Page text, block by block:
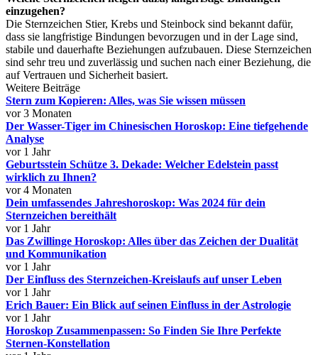
einzugehen?
Die Sternzeichen Stier, Krebs und Steinbock sind bekannt dafür,
dass sie langfristige Bindungen bevorzugen und in der Lage sind,
stabile und dauerhafte Beziehungen aufzubauen. Diese Sternzeichen
sind sehr treu und zuverlässig und suchen nach einer Beziehung, die
auf Vertrauen und Sicherheit basiert.
Weitere Beiträge
Stern zum Kopieren: Alles, was Sie wissen müssen
vor 3 Monaten
Der Wasser-Tiger im Chinesischen Horoskop: Eine tiefgehende
Analyse
vor 1 Jahr
Geburtsstein Schütze 3. Dekade: Welcher Edelstein passt
wirklich zu Ihnen?
vor 4 Monaten
Dein umfassendes Jahreshoroskop: Was 2024 für dein
Sternzeichen bereithält
vor 1 Jahr
Das Zwillinge Horoskop: Alles über das Zeichen der Dualität
und Kommunikation
vor 1 Jahr
Der Einfluss des Sternzeichen-Kreislaufs auf unser Leben
vor 1 Jahr
Erich Bauer: Ein Blick auf seinen Einfluss in der Astrologie
vor 1 Jahr
Horoskop Zusammenpassen: So Finden Sie Ihre Perfekte
Sternen-Konstellation